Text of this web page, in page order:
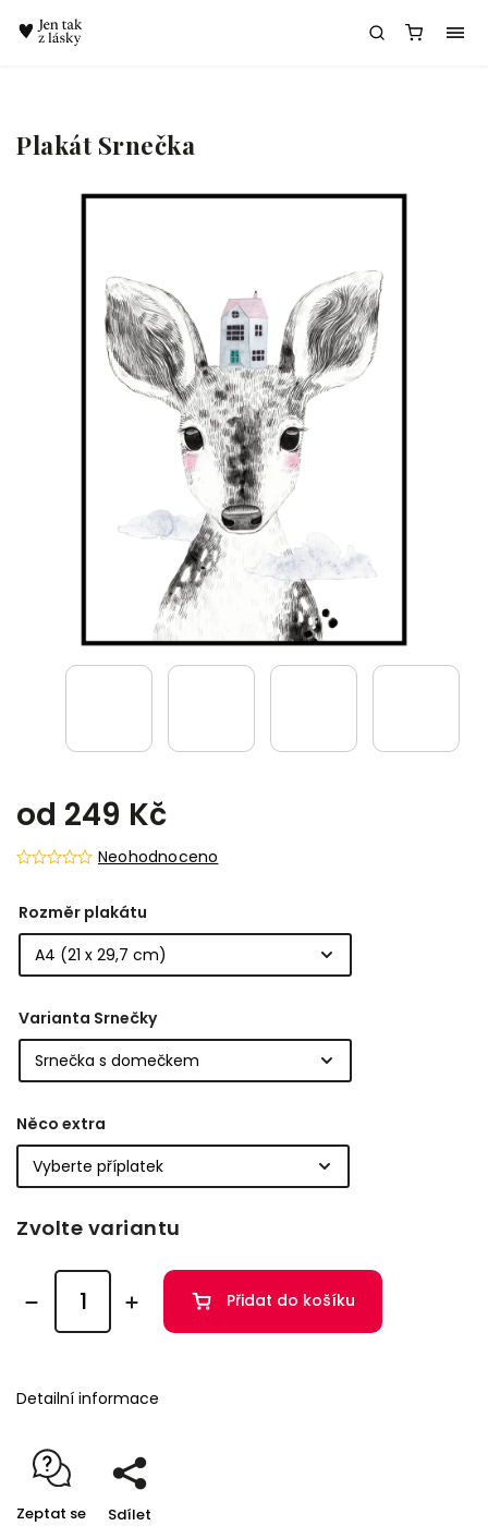
Plakát Srnečka
od 249 Kč
Neohodnoceno
Rozměr plakátu
Varianta Srnečky
Něco extra
Zvolte variantu
Přidat do košíku
Detailní informace
Zeptat se Sdílet